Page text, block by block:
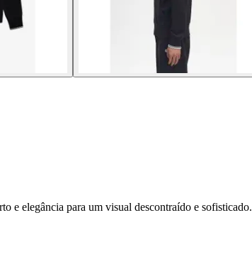
e elegância para um visual descontraído e sofisticado.